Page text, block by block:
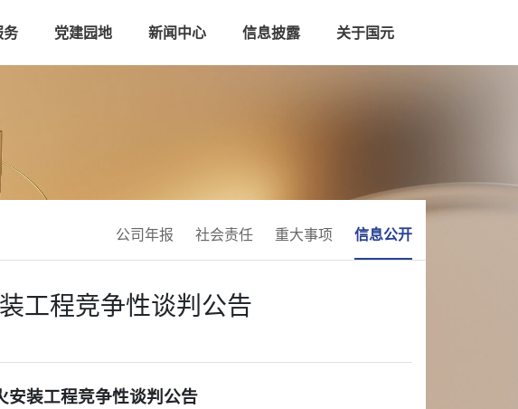
务 党建园地 新闻中心 信息披露 关于国元
公司年报 社会责任 重大事项 信息公开
工程竞争性谈判公告
安装工程竞争性谈判公告